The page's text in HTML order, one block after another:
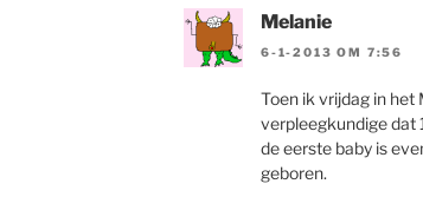
Melanie
6-1-2013 OM 7:56
Toen ik vrijdag in het
verpleegkundige dat
de eerste baby is
geboren.